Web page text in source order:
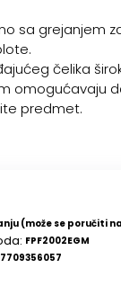
sa grejanjem
čelika
omogućavaju
predmet.
(može se poručiti
FPF2002EGM